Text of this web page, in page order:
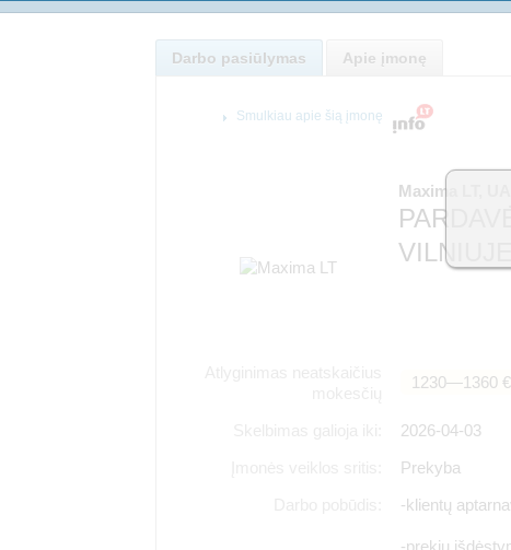
Darbo pasiūlymas Apie įmonę
Maxima LT,
1230―1360 €
2026-04-03
Prekyba
-klientų
Smulkiau apie šią įmonę